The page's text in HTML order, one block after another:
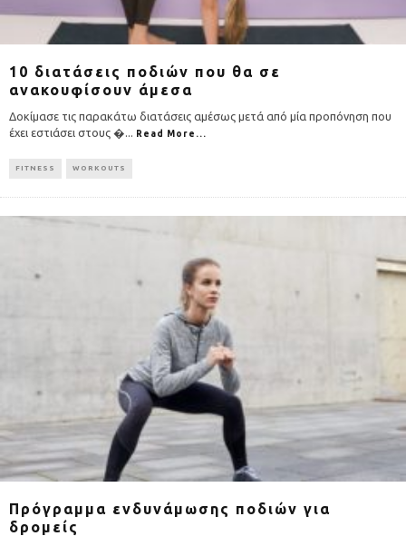
10 διατάσεις ποδιών που θα σε
ανακουφίσουν άμεσα
Δοκίμασε τις παρακάτω διατάσεις αμέσως μετά από μία προπόνηση που
έχει εστιάσει στους �... Read More...
FITNESS WORKOUTS
Πρόγραμμα ενδυνάμωσης ποδιών για
δρομείς